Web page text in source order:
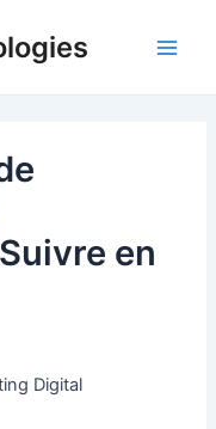
en
Digital